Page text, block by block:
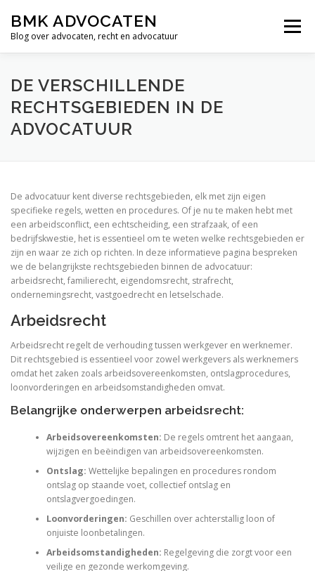
naarBMK ADVOCATEN
Blog over advocaten, recht en advocatuur
Menu
HOME RECHTSGEBIEDEN
DE VERSCHILLENDE
RECHTSGEBIEDEN IN DE
ADVOCATUUR
De advocatuur kent diverse rechtsgebieden, elk met zijn eigen
specifieke regels, wetten en procedures. Of je nu te maken hebt met
een arbeidsconflict, een echtscheiding, een strafzaak, of een
bedrijfskwestie, het is essentieel om te weten welke rechtsgebieden er
zijn en waar ze zich op richten. In deze informatieve pagina bespreken
we de belangrijkste rechtsgebieden binnen de advocatuur:
arbeidsrecht, familierecht, eigendomsrecht, strafrecht,
ondernemingsrecht, vastgoedrecht en letselschade.
Arbeidsrecht
Arbeidsrecht regelt de verhouding tussen werkgever en werknemer.
Dit rechtsgebied is essentieel voor zowel werkgevers als werknemers
omdat het zaken zoals arbeidsovereenkomsten, ontslagprocedures,
loonvorderingen en arbeidsomstandigheden omvat.
Belangrijke onderwerpen arbeidsrecht:
Arbeidsovereenkomsten: De regels omtrent het aangaan,
wijzigen en beëindigen van arbeidsovereenkomsten.
Ontslag: Wettelijke bepalingen en procedures rondom
ontslag op staande voet, collectief ontslag en
ontslagvergoedingen.
Loonvorderingen: Geschillen over achterstallig loon of
onjuiste loonbetalingen.
Arbeidsomstandigheden: Regelgeving die zorgt voor een
veilige en gezonde werkomgeving.